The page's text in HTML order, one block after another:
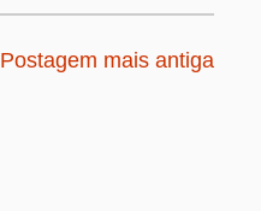
Postagem mais antiga